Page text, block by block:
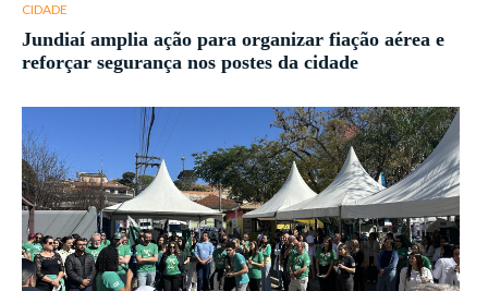
CIDADE
Jundiaí amplia ação para organizar fiação aérea e
reforçar segurança nos postes da cidade